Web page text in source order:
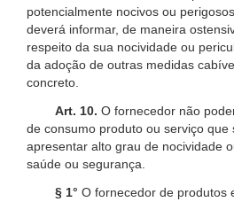
potencialmente nocivos ou
deverá informar, de maneira
respeito da sua nocividade ou
da adoção de outras medidas
concreto.
Art. 10. O fornecedor não
de consumo produto ou serviço que
apresentar alto grau de nocividade
saúde ou segurança.
§ 1° O fornecedor de produtos